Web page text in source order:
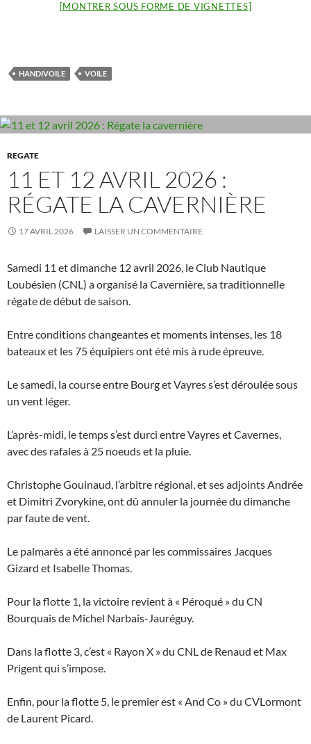
[MONTRER SOUS FORME DE VIGNETTES]
HANDIVOILE VOILE
REGATE
11 ET 12 AVRIL 2026 :
RÉGATE LA CAVERNIÈRE
17 AVRIL 2026 LAISSER UN COMMENTAIRE
Samedi 11 et dimanche 12 avril 2026, le Club Nautique
Loubésien (CNL) a organisé la Cavernière, sa traditionnelle
régate de début de saison.
Entre conditions changeantes et moments intenses, les 18
bateaux et les 75 équipiers ont été mis à rude épreuve.
Le samedi, la course entre Bourg et Vayres s’est déroulée sous
un vent léger.
L’après-midi, le temps s’est durci entre Vayres et Cavernes,
avec des rafales à 25 noeuds et la pluie.
Christophe Gouinaud, l’arbitre régional, et ses adjoints Andrée
et Dimitri Zvorykine, ont dû annuler la journée du dimanche
par faute de vent.
Le palmarès a été annoncé par les commissaires Jacques
Gizard et Isabelle Thomas.
Pour la flotte 1, la victoire revient à « Péroqué » du CN
Bourquais de Michel Narbais-Jauréguy.
Dans la flotte 3, c’est « Rayon X » du CNL de Renaud et Max
Prigent qui s’impose.
Enfin, pour la flotte 5, le premier est « And Co » du CVLormont
de Laurent Picard.